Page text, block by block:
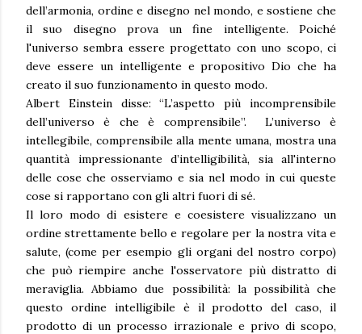
dell’armonia, ordine e disegno nel mondo, e sostiene che
il suo disegno prova un fine intelligente. Poiché
l'universo sembra essere progettato con uno scopo, ci
deve essere un intelligente e propositivo Dio che ha
creato il suo funzionamento in questo modo.
Albert Einstein disse: “L’aspetto più incomprensibile
dell’universo è che è comprensibile”. L’universo è
intellegibile, comprensibile alla mente umana, mostra una
quantità impressionante d’intelligibilità, sia all'interno
delle cose che osserviamo e sia nel modo in cui queste
cose si rapportano con gli altri fuori di sé.
Il loro modo di esistere e coesistere visualizzano un
ordine strettamente bello e regolare per la nostra vita e
salute, (come per esempio gli organi del nostro corpo)
che può riempire anche l'osservatore più distratto di
meraviglia. Abbiamo due possibilità: la possibilità che
questo ordine intelligibile è il prodotto del caso, il
prodotto di un processo irrazionale e privo di scopo,